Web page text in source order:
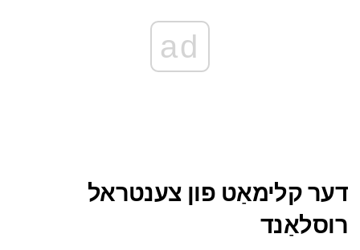
ad
דער קלימאַט פון צענטראל
רוסלאַנד